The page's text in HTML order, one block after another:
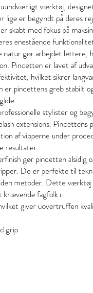
værktøj,
lige er begyndt på deres
skabt med fokus på
enestående
gør arbejdet lettere,
Pincetten er lavet af
hvilket sikrer
er pincettens greb stabilt
stylister og
extensions. Pincettens
af vipperne under
resultater.
gør pincetten alsidig
De er perfekte til
metoder. Dette
krævende fagfolk i
giver uovertruffen
grip